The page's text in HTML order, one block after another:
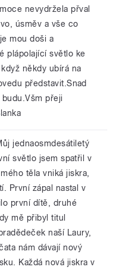
nevydržela přval
úsměv a vše co
mou doši a
plápolající světlo ke
někdy ubírá na
představit.Snad
přeji
jednaosmdesátiletý
světlo jsem spatřil v
těla vniká jiskra,
První zápal nastal v
první dítě, druhé
mě přibyl titul
naší Laury,
nám dávají nový
Každá nová jiskra v